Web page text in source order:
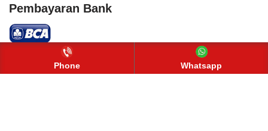
Pembayaran Bank
Neve WordPress
Phone Whatsapp